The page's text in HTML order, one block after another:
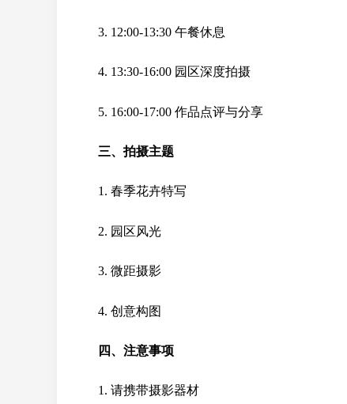
3. 12:00-13:30 午餐休息
4. 13:30-16:00 园区深度拍摄
5. 16:00-17:00 作品点评与分享
三、拍摄主题
1. 春季花卉特写
2. 园区风光
3. 微距摄影
4. 创意构图
四、注意事项
1. 请携带摄影器材